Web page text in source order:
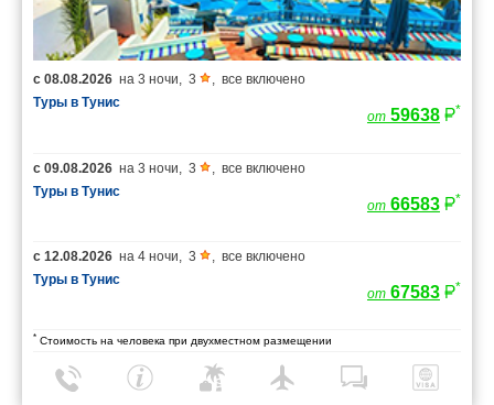
с 08.08.2026 на 3 ночи, 3 , все включено
Туры в Тунис
от 59638 *
с 09.08.2026 на 3 ночи, 3 , все включено
Туры в Тунис
от 66583 *
с 12.08.2026 на 4 ночи, 3 , все включено
Туры в Тунис
от 67583 *
* Стоимость на человека при двухместном размещении